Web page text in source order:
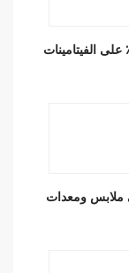
دكتور نيوتريشن للمكملات — وفّر 10٪ على الفيتامينات
للرياضة — وفّر 10٪ على ملابس ومعدات